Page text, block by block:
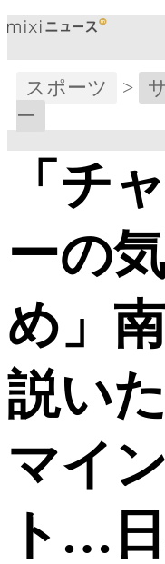
スポーツ >
ー
「チ
ーの
め」
説い
マイ
ト…